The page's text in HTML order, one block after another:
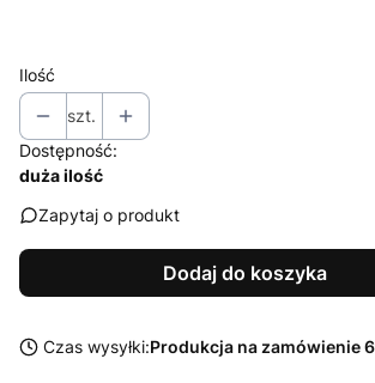
Ilość
szt.
Dostępność:
duża ilość
Zapytaj o produkt
Dodaj do koszyka
Czas wysyłki:Produkcja na zamówienie